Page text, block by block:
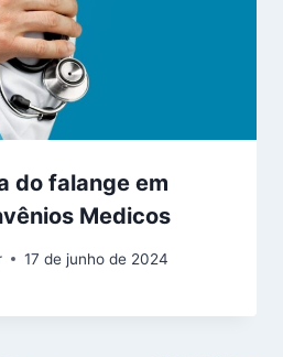
do falange em
Medicos
17 de junho de 2024